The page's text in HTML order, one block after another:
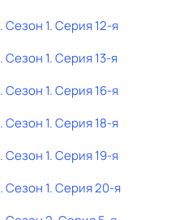
. Сезон 1. Серия 12-я
. Сезон 1. Серия 13-я
. Сезон 1. Серия 16-я
. Сезон 1. Серия 18-я
. Сезон 1. Серия 19-я
. Сезон 1. Серия 20-я